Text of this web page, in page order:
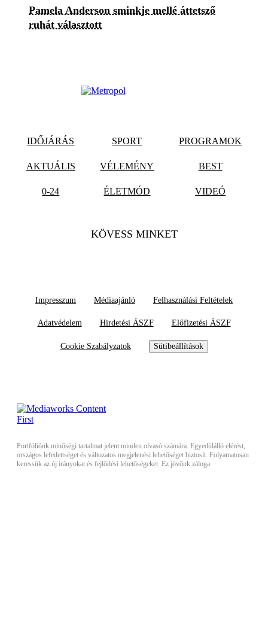
Pamela Anderson sminkje mellé áttetsző
ruhát választott
IDŐJÁRÁS SPORT PROGRAMOK
AKTUÁLIS VÉLEMÉNY BEST
0-24 ÉLETMÓD VIDEÓ
KÖVESS MINKET
Impresszum Médiaajánló Felhasználási Feltételek
Adatvédelem Hirdetési ÁSZF Előfizetési ÁSZF
Cookie Szabályzatok Sütibeállítások
Portfóliónk minőségi tartalmat jelent minden olvasó számára. Egyedülálló elérést,
országos lefedettséget és változatos megjelenési lehetőséget biztosít. Folyamatosan
keressük az új irányokat és fejlődési lehetőségeket. Ez jövőnk záloga.